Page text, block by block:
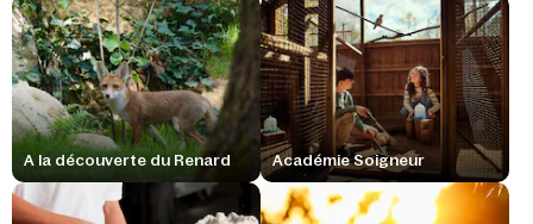
A la découverte du Renard Académie Soigneur